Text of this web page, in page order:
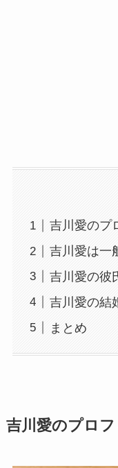
吉川愛のプ
吉川愛は一
吉川愛の彼
吉川愛の結
まとめ
吉川愛のプロ